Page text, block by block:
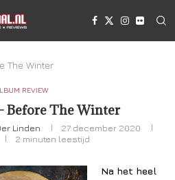
The Winter
REVIEW
Before The Winter
Linden
27 december 2020
2 minuten leestijd
Na het heel